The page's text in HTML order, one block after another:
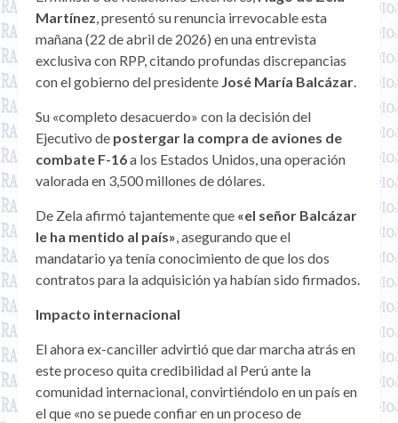
Martínez, presentó su renuncia irrevocable esta
mañana (22 de abril de 2026) en una entrevista
exclusiva con RPP, citando profundas discrepancias
con el gobierno del presidente José María Balcázar.
Su «completo desacuerdo» con la decisión del
Ejecutivo de postergar la compra de aviones de
combate F-16a los Estados Unidos, una operación
valorada en 3,500 millones de dólares.
De Zela afirmó tajantemente que «el señor Balcázar
le ha mentido al país», asegurando que el
mandatario ya tenía conocimiento de que los dos
contratos para la adquisición ya habían sido firmados.
Impacto internacional
El ahora ex-canciller advirtió que dar marcha atrás en
este proceso quita credibilidad al Perú ante la
comunidad internacional, convirtiéndolo en un país en
el que «no se puede confiar en un proceso de